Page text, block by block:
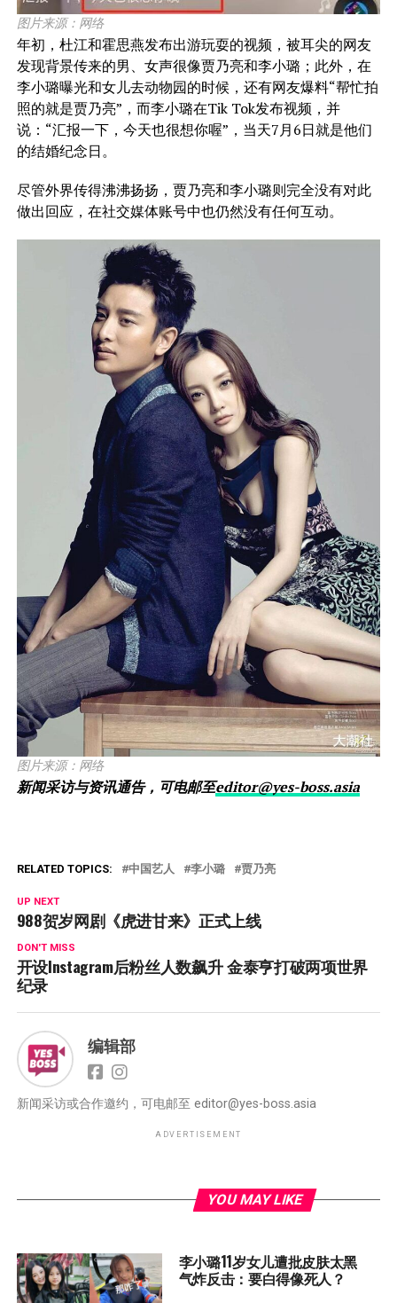
图片来源：网络
年初，杜江和霍思燕发布出游玩耍的视频，被耳尖的网友
发现背景传来的男、女声很像贾乃亮和李小璐；此外，在
李小璐曝光和女儿去动物园的时候，还有网友爆料“帮忙拍
照的就是贾乃亮”，而李小璐在Tik Tok发布视频，并
说：“汇报一下，今天也很想你喔”，当天7月6日就是他们
的结婚纪念日。
尽管外界传得沸沸扬扬，贾乃亮和李小璐则完全没有对此
做出回应，在社交媒体账号中也仍然没有任何互动。
图片来源：网络
新闻采访与资讯通告，可电邮至editor@yes-boss.asia
RELATED TOPICS: 中国艺人 李小璐 贾乃亮
UP NEXT
988贺岁网剧《虎进甘来》正式上线
DON'T MISS
开设Instagram后粉丝人数飙升 金泰亨打破两项世界
纪录
编辑部
新闻采访或合作邀约，可电邮至 editor@yes-boss.asia
ADVERTISEMENT
YOU MAY LIKE
李小璐11岁女儿遭批皮肤太黑
气炸反击：要白得像死人？